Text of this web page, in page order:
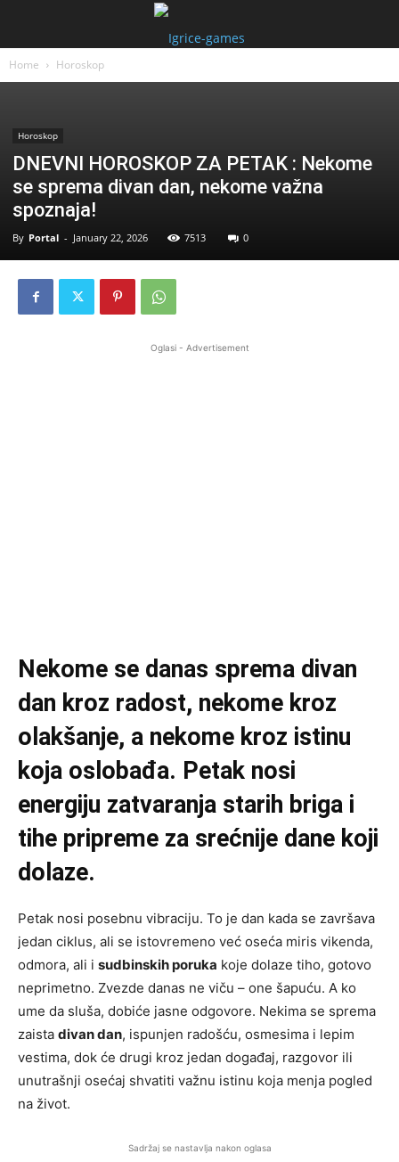
Home Horoskop
Horoskop
DNEVNI HOROSKOP ZA PETAK : Nekome
se sprema divan dan, nekome važna
spoznaja!
By Portal - January 22, 2026 7513 0
Oglasi - Advertisement
Nekome se danas sprema divan
dan kroz radost, nekome kroz
olakšanje, a nekome kroz istinu
koja oslobađa. Petak nosi
energiju zatvaranja starih briga i
tihe pripreme za srećnije dane koji
dolaze.
Petak nosi posebnu vibraciju. To je dan kada se završava
jedan ciklus, ali se istovremeno već oseća miris vikenda,
odmora, ali i sudbinskih poruka koje dolaze tiho, gotovo
neprimetno. Zvezde danas ne viču – one šapuću. A ko
ume da sluša, dobiće jasne odgovore. Nekima se sprema
zaista divan dan, ispunjen radošću, osmesima i lepim
vestima, dok će drugi kroz jedan događaj, razgovor ili
unutrašnji osećaj shvatiti važnu istinu koja menja pogled
na život.
Sadržaj se nastavlja nakon oglasa